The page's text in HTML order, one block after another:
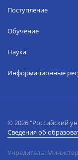
Поступление
Обучение
Наука
Информационные
© 2026 "Российский
Сведения об
Учредитель: